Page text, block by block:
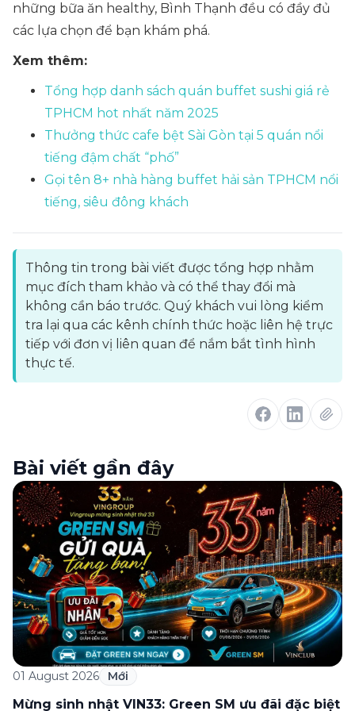
những bữa ăn healthy, Bình Thạnh đều có đầy đủ
các lựa chọn để bạn khám phá.
Xem thêm:
Tổng hợp danh sách quán buffet sushi giá rẻ
TPHCM hot nhất năm 2025
Thưởng thức cafe bệt Sài Gòn tại 5 quán nổi
tiếng đậm chất “phố”
Gọi tên 8+ nhà hàng buffet hải sản TPHCM nổi
tiếng, siêu đông khách
Thông tin trong bài viết được tổng hợp nhằm
mục đích tham khảo và có thể thay đổi mà
không cần báo trước. Quý khách vui lòng kiểm
tra lại qua các kênh chính thức hoặc liên hệ trực
tiếp với đơn vị liên quan để nắm bắt tình hình
thực tế.
Bài viết gần đây
01 August 2026 Mới
Mừng sinh nhật VIN33: Green SM ưu đãi đặc biệt